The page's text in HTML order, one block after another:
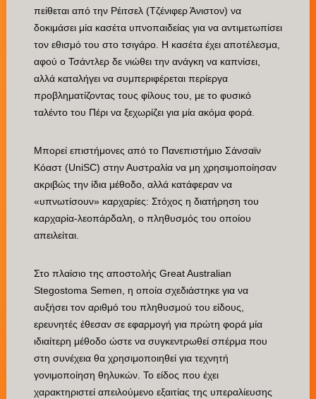
πείθεται από την Ρέιτσελ (Τζένιφερ Άνιστον) να
δοκιμάσει μία κασέτα υπνοπαιδείας για να αντιμετωπίσει
τον εθισμό του στο τσιγάρο. Η κασέτα έχει αποτέλεσμα,
αφού ο Τσάντλερ δε νιώθει την ανάγκη να καπνίσει,
αλλά καταλήγει να συμπεριφέρεται περίεργα
προβληματίζοντας τους φίλους του, με το φυσικό
ταλέντο του Πέρι να ξεχωρίζει για μία ακόμα φορά.
Μπορεί επιστήμονες από το Πανεπιστήμιο Σάνσαϊν
Κόαστ (UniSC) στην Αυστραλία να μη χρησιμοποίησαν
ακριβώς την ίδια μέθοδο, αλλά κατάφεραν να
«υπνωτίσουν» καρχαρίες: Στόχος η διατήρηση του
καρχαρία-λεοπάρδαλη, ο πληθυσμός του οποίου
απειλείται.
Στο πλαίσιο της αποστολής Great Australian
Stegostoma Semen, η οποία σχεδιάστηκε για να
αυξήσει τον αριθμό του πληθυσμού του είδους,
ερευνητές έθεσαν σε εφαρμογή για πρώτη φορά μία
ιδιαίτερη μέθοδο ώστε να συγκεντρωθεί σπέρμα που
στη συνέχεια θα χρησιμοποιηθεί για τεχνητή
γονιμοποίηση θηλυκών. Το είδος που έχει
χαρακτηριστεί απειλούμενο εξαιτίας της υπεραλίευσης